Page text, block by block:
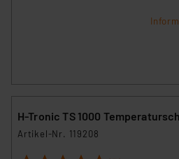
H-Tronic TS 1000
Artikel-Nr. 119208